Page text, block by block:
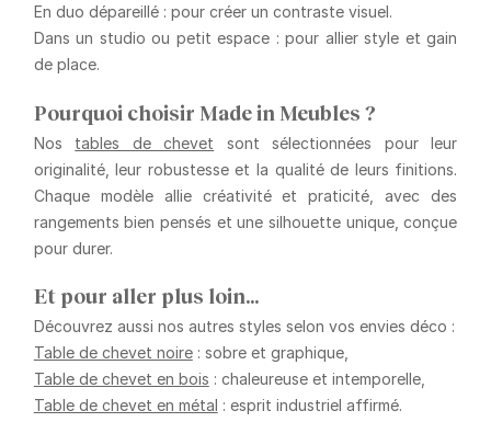
En duo dépareillé: pour créer un contraste visuel.
Dans un studio ou petit espace : pour allier style et gain
de place.
Pourquoi choisir Made in Meubles ?
Nos tables de chevet sont sélectionnées pour leur
originalité, leur robustesse et la qualité de leurs finitions.
Chaque modèle allie créativité et praticité, avec des
rangements bien pensés et une silhouette unique, conçue
pour durer.
Et pour aller plus loin…
Découvrez aussi nos autres styles selon vos envies déco :
Table de chevet noire: sobre et graphique,
Table de chevet en bois : chaleureuse et intemporelle,
Table de chevet en métal : esprit industriel affirmé.